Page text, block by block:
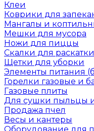
Клеи
Коврики для
Мангалы и
Мешки для мусора
Ножи для пиццы
Скалки для раскатки
Щетки для уборки
Элементы питания
Горелки газовые и
Газовые плиты
Для сушки пыльцы
Продажа пчел
Весы и кантеры